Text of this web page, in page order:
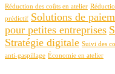
Réduction des coûts en atelier
prédictif Solutions de
pour petites entreprises
Stratégie digitale Suivi des
anti-gaspillage Économie en atelier